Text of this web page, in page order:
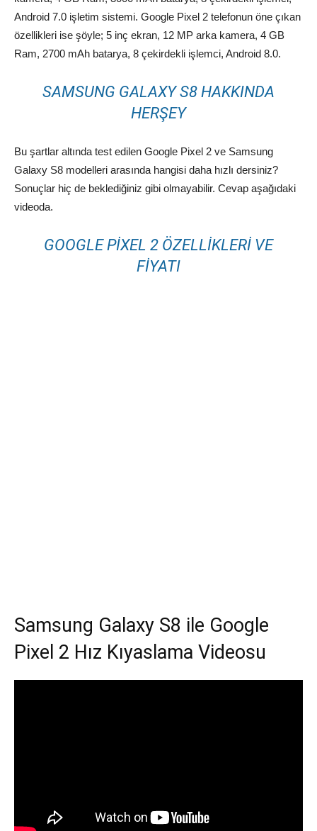
Android 7.0 işletim sistemi. Google Pixel 2 telefonun öne çıkan
özellikleri ise şöyle; 5 inç ekran, 12 MP arka kamera, 4 GB
Ram, 2700 mAh batarya, 8 çekirdekli işlemci, Android 8.0.
SAMSUNG GALAXY S8 HAKKINDA
HERŞEY
Bu şartlar altında test edilen Google Pixel 2 ve Samsung
Galaxy S8 modelleri arasında hangisi daha hızlı dersiniz?
Sonuçlar hiç de beklediğiniz gibi olmayabilir. Cevap aşağıdaki
videoda.
GOOGLE PIXEL 2 ÖZELLIKLERI VE
FIYATI
Samsung Galaxy S8 ile Google
Pixel 2 Hız Kıyaslama Videosu